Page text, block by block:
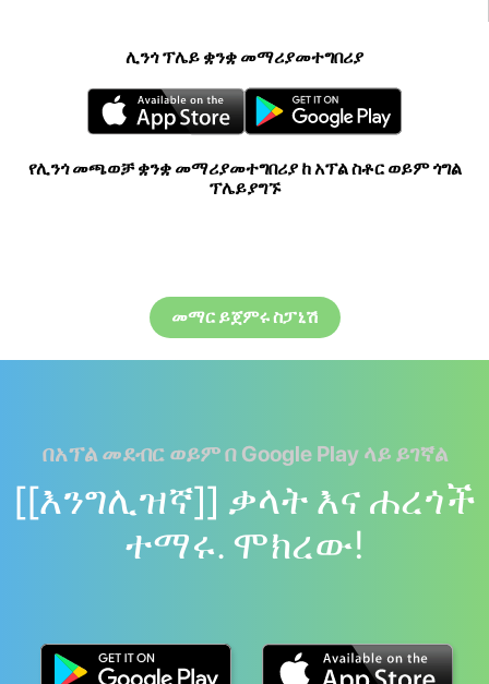
ሊንጎ ፕሌይ ቋንቋ መማሪያመተግበሪያ
የሊንጎ መጫወቻ ቋንቋ መማሪያመተግበሪያ ከ አፕል ስቶር ወይም ጎግል
ፕሌይያግኙ
መማር ይጀምሩ ስፓኒሽ
በአፕል መደብር ወይም በ Google Play ላይ ይገኛል
[[እንግሊዝኛ]] ቃላት እና ሐረጎች
ተማሩ. ሞክረው!